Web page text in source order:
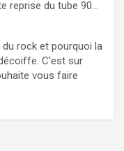
reprise du tube 90...
du rock et pourquoi la
C'est sur
vous faire